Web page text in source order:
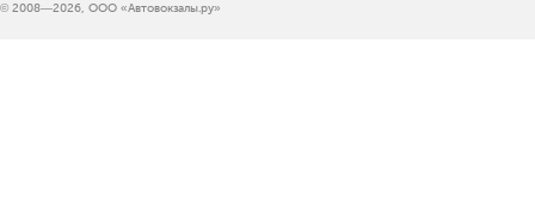
© 2008—2026, ООО «Автовокзалы.ру»